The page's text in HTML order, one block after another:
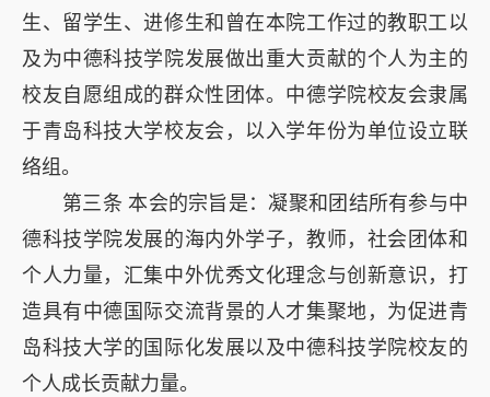
生、留学生、进修生和曾在本院工作过的教职工以
及为中德科技学院发展做出重大贡献的个人为主的
校友自愿组成的群众性团体。中德学院校友会隶属
于青岛科技大学校友会，以入学年份为单位设立联
络组。
第三条 本会的宗旨是：凝聚和团结所有参与中
德科技学院发展的海内外学子，教师，社会团体和
个人力量，汇集中外优秀文化理念与创新意识，打
造具有中德国际交流背景的人才集聚地，为促进青
岛科技大学的国际化发展以及中德科技学院校友的
个人成长贡献力量。